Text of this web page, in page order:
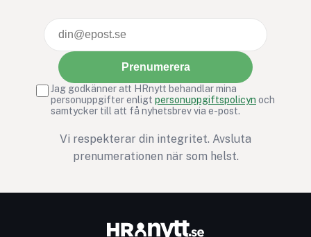
Prenumerera
Jag godkänner att HRnytt behandlar mina
personuppgifter enligt personuppgiftspolicyn och
samtycker till att få nyhetsbrev via e-post.
Vi respekterar din integritet. Avsluta
prenumerationen när som helst.